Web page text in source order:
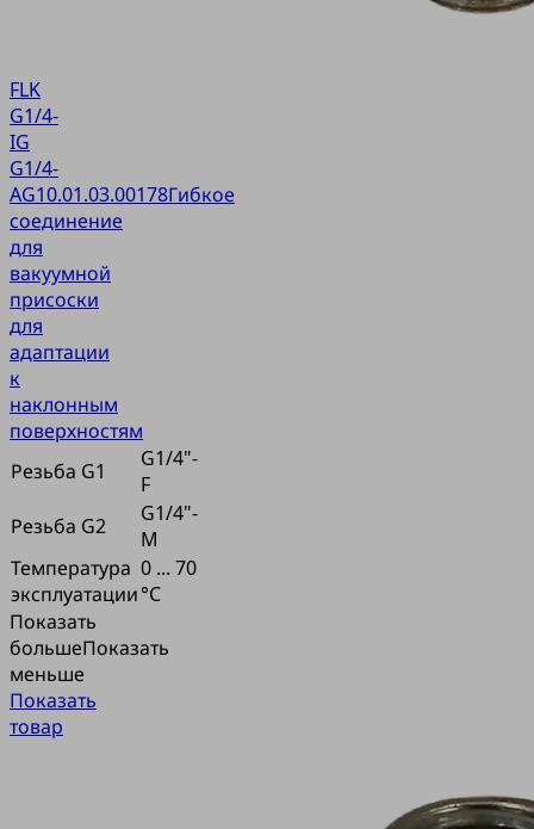
FLK
G1/4-
IG
G1/4-
AG10.01.03.00178Гибкое
соединение
для
вакуумной
присоски
для
адаптации
к
наклонным
поверхностям
Резьба G1
G1/4"-
F
Резьба G2
G1/4"-
M
Температура
эксплуатации
0 ... 70
°C
Показать
большеПоказать
меньше
Показать
товар